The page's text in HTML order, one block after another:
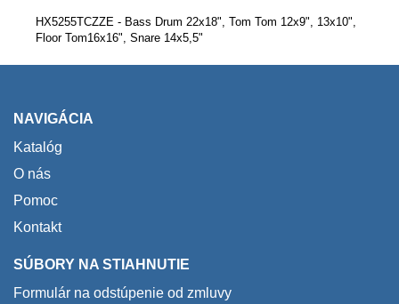
HX5255TCZZE - Bass Drum 22x18", Tom Tom 12x9", 13x10",
Floor Tom16x16", Snare 14x5,5"
NAVIGÁCIA
Katalóg
O nás
Pomoc
Kontakt
SÚBORY NA STIAHNUTIE
Formulár na odstúpenie od zmluvy